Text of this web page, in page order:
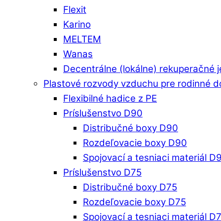
Flexit
Karino
MELTEM
Wanas
Decentrálne (lokálne) rekuperačné
Plastové rozvody vzduchu pre rodinné
Flexibilné hadice z PE
Príslušenstvo D90
Distribučné boxy D90
Rozdeľovacie boxy D90
Spojovací a tesniaci materiál
Príslušenstvo D75
Distribučné boxy D75
Rozdeľovacie boxy D75
Spojovací a tesniaci materiál